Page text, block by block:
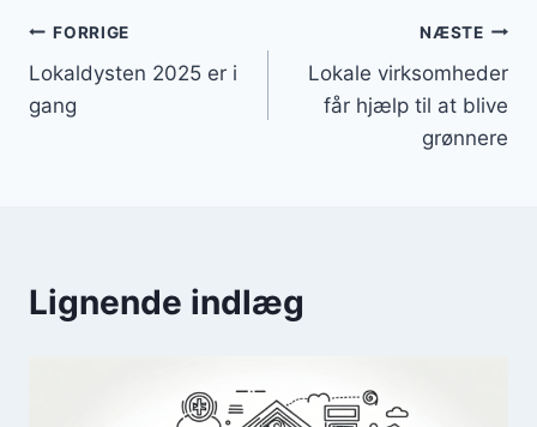
Indlægsnavigation
FORRIGE
Lokaldysten 2025 er i
gang
NÆSTE
Lokale virksomheder
får hjælp til at blive
grønnere
Lignende indlæg